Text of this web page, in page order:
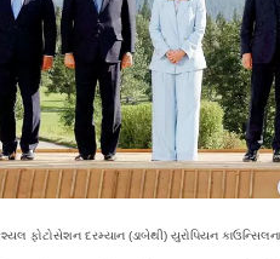
ફોટોસેશન દરમ્યાન (ડાબેથી) યુરોપિયન કાઉન્સિલના